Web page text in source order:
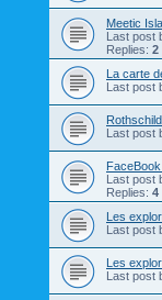
Meetic
Last post
Replies: 2
La carte
Last post
Last post
Last post
Replies: 4
Les
Last post
Les
Last post